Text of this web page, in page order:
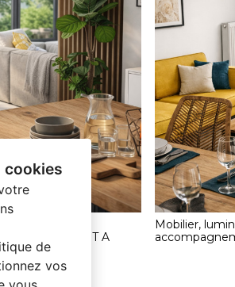
cookies
de
vos
SANS
A
Mobilier,